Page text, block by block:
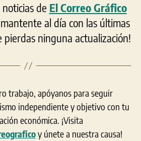
de El Correo Gráfico
al día con las últimas
pierdas ninguna actualización!
trabajo, apóyanos para seguir
independiente y objetivo con tu
económica. ¡Visita
y únete a nuestra causa!